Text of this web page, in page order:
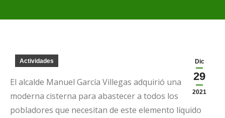
Dic
29
2021
Actividades
El alcalde Manuel García Villegas adquirió una
moderna cisterna para abastecer a todos los
pobladores que necesitan de este elemento líquido